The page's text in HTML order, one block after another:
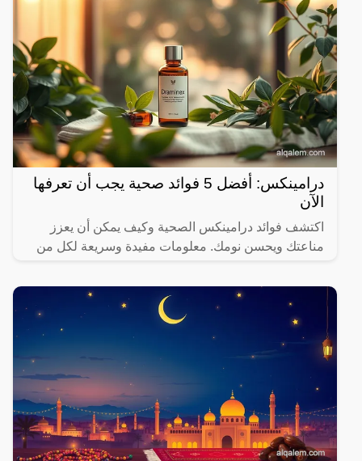
درامينكس: أفضل 5 فوائد صحية يجب أن تعرفها
الآن
اكتشف فوائد درامينكس الصحية وكيف يمكن أن يعزز
مناعتك ويحسن نومك. معلومات مفيدة وسريعة لكل من